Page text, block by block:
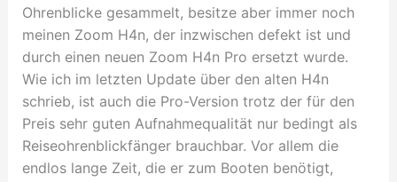
Ohrenblicke gesammelt, besitze aber immer noch
meinen Zoom H4n, der inzwischen defekt ist und
durch einen neuen Zoom H4n Pro ersetzt wurde.
Wie ich im letzten Update über den alten H4n
schrieb, ist auch die Pro-Version trotz der für den
Preis sehr guten Aufnahmequalität nur bedingt als
Reiseohrenblickfänger brauchbar. Vor allem die
endlos lange Zeit, die er zum Booten benötigt,